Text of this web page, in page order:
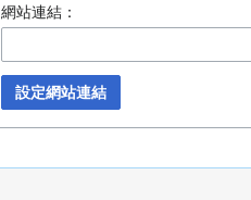
網站連結：
設定網站連結